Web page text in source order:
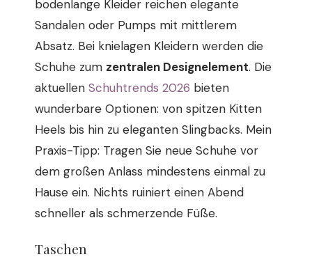
bodenlange Kleider reichen elegante
Sandalen oder Pumps mit mittlerem
Absatz. Bei knielagen Kleidern werden die
Schuhe zum zentralen Designelement. Die
aktuellen Schuhtrends 2026 bieten
wunderbare Optionen: von spitzen Kitten
Heels bis hin zu eleganten Slingbacks. Mein
Praxis-Tipp: Tragen Sie neue Schuhe vor
dem großen Anlass mindestens einmal zu
Hause ein. Nichts ruiniert einen Abend
schneller als schmerzende Füße.
Taschen